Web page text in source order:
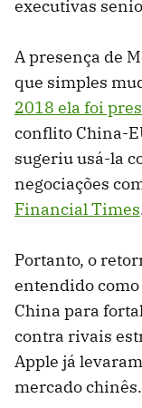
executivas
A presença de
que simples
2018 ela foi
conflito China-
sugeriu usá-la
negociações
Financial Times
Portanto, o
entendido
China para
contra rivais
Apple já
mercado chinês.